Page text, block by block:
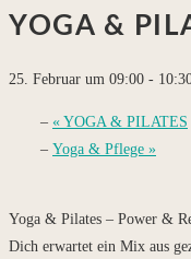
YOGA &
25. Februar um 09:00 -
« YOGA & PILATES
Yoga & Pflege »
Yoga & Pilates – Power &
Dich erwartet ein Mix aus